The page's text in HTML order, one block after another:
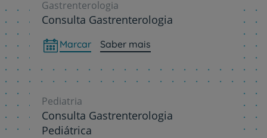
Gastrenterologia
Consulta Gastrenterologia
Marcar Saber mais
Pediatria
Consulta Gastrenterologia
Pediátrica